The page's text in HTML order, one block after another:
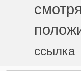
ссылка